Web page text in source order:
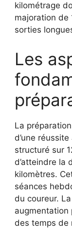
kilométrage
majoration de
sorties
Les
La
d’une
structuré sur
d’atteindre la
kilomètres.
séances
du coureur.
augmentation
des temps de